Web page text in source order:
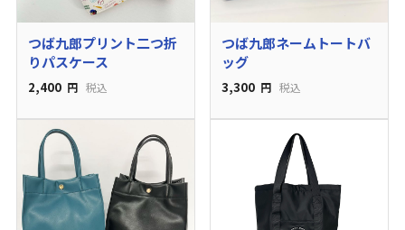
つば九郎プリント二つ折
りパスケース
2,400 円 税込
つば九郎ネームトートバ
ッグ
3,300 円 税込